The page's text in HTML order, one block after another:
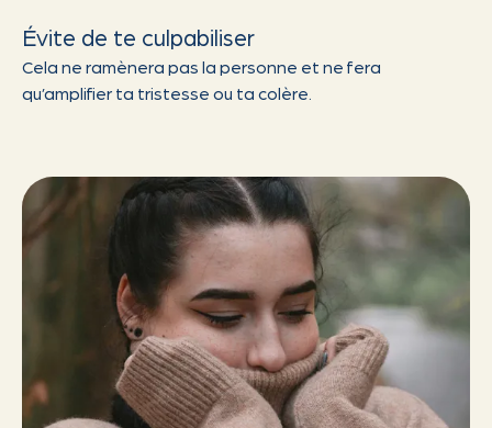
Évite de te culpabiliser
Cela ne ramènera pas la personne et ne fera
qu’amplifier ta tristesse ou ta colère.